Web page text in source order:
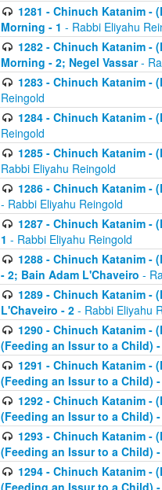
1281 - Chinuch Katanim -
Morning - 1 - Rabbi Eliyahu
1282 - Chinuch Katanim -
Morning - 2; Negel Vassar-
1283 - Chinuch Katanim -
Reingold
1284 - Chinuch Katanim -
Reingold
1285 - Chinuch Katanim -
Rabbi Eliyahu Reingold
1286 - Chinuch Katanim -
- Rabbi Eliyahu Reingold
1287 - Chinuch Katanim -
1 - Rabbi Eliyahu Reingold
1288 - Chinuch Katanim -
- 2; Bain Adam L'Chaveiro -
1289 - Chinuch Katanim -
L'Chaveiro - 2 - Rabbi Eliyahu
1290 - Chinuch Katanim -
(Feeding an Issur to a Child)
1291 - Chinuch Katanim -
(Feeding an Issur to a Child)
1292 - Chinuch Katanim -
(Feeding an Issur to a Child)
1293 - Chinuch Katanim -
(Feeding an Issur to a Child)
1294 - Chinuch Katanim -
(Feeding an Issur to a Child)